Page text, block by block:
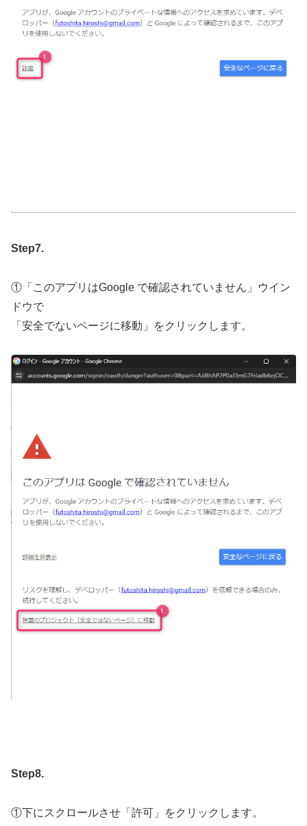
Step7.
①「このアプリはGoogle で確認されていません」ウイン
ドウで
「安全でないページに移動」をクリックします。
Step8.
①下にスクロールさせ「許可」をクリックします。